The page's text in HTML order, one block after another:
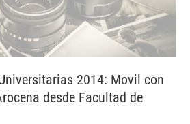
2014: Movil con
desde Facultad de